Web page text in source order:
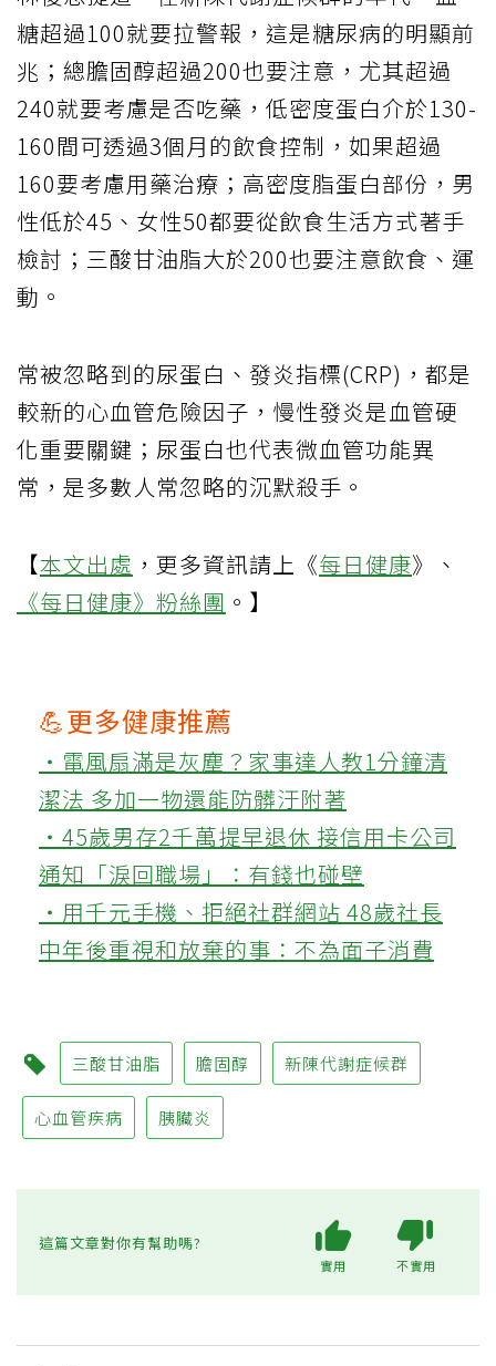
糖超過100就要拉警報，這是糖尿病的明顯前
兆；總膽固醇超過200也要注意，尤其超過
240就要考慮是否吃藥，低密度蛋白介於130-
160間可透過3個月的飲食控制，如果超過
160要考慮用藥治療；高密度脂蛋白部份，男
性低於45、女性50都要從飲食生活方式著手
檢討；三酸甘油脂大於200也要注意飲食、運
動。
常被忽略到的尿蛋白、發炎指標(CRP)，都是
較新的心血管危險因子，慢性發炎是血管硬
化重要關鍵；尿蛋白也代表微血管功能異
常，是多數人常忽略的沉默殺手。
【本文出處 ，更多資訊請上《每日健康》、
《每日健康》粉絲團 。】
💪更多健康推薦
‧電風扇滿是灰塵？家事達人教1分鐘清
潔法 多加一物還能防髒汙附著
‧45歲男存2千萬提早退休 接信用卡公司
通知「淚回職場」：有錢也碰壁
‧用千元手機、拒絕社群網站 48歲社長
中年後重視和放棄的事：不為面子消費
三酸甘油脂 膽固醇 新陳代謝症候群
心血管疾病 胰臟炎
這篇文章對你有幫助嗎?
實用 不實用